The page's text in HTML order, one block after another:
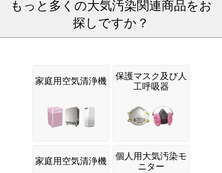
もっと多くの大気汚染関連商品をお
探しですか？
家庭用空気清浄機
保護マスク及び人
工呼吸器
家庭用空気清浄機
個人用大気汚染モ
ニター